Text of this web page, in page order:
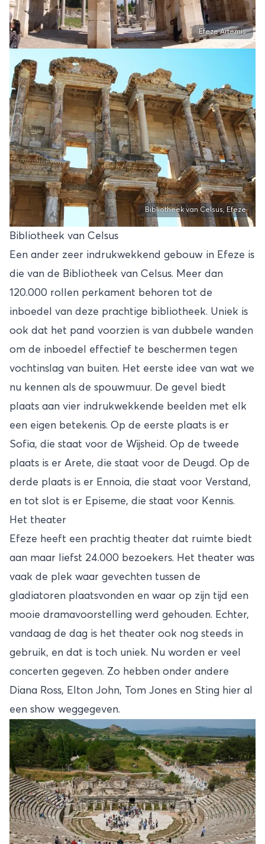
Efeze Artemis
Bibliotheek van Celsus, Efeze
Bibliotheek van Celsus
Een ander zeer indrukwekkend gebouw in Efeze is
die van de Bibliotheek van Celsus. Meer dan
120.000 rollen perkament behoren tot de
inboedel van deze prachtige bibliotheek. Uniek is
ook dat het pand voorzien is van dubbele wanden
om de inboedel effectief te beschermen tegen
vochtinslag van buiten. Het eerste idee van wat we
nu kennen als de spouwmuur. De gevel biedt
plaats aan vier indrukwekkende beelden met elk
een eigen betekenis. Op de eerste plaats is er
Sofia, die staat voor de Wijsheid. Op de tweede
plaats is er Arete, die staat voor de Deugd. Op de
derde plaats is er Ennoia, die staat voor Verstand,
en tot slot is er Episeme, die staat voor Kennis.
Het theater
Efeze heeft een prachtig theater dat ruimte biedt
aan maar liefst 24.000 bezoekers. Het theater was
vaak de plek waar gevechten tussen de
gladiatoren plaatsvonden en waar op zijn tijd een
mooie dramavoorstelling werd gehouden. Echter,
vandaag de dag is het theater ook nog steeds in
gebruik, en dat is toch uniek. Nu worden er veel
concerten gegeven. Zo hebben onder andere
Diana Ross, Elton John, Tom Jones en Sting hier al
een show weggegeven.